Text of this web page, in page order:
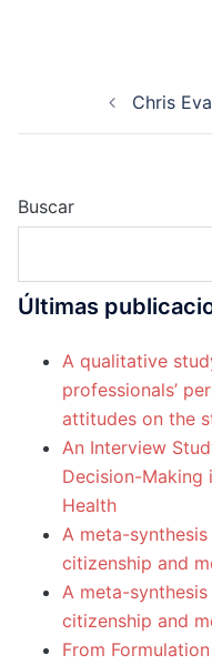
Post navigation
Chris
Buscar
Últimas
A qualitative
professionals’
attitudes on the
An Interview
Decision-Making
Health
A meta-
citizenship and
A meta-
citizenship and
From